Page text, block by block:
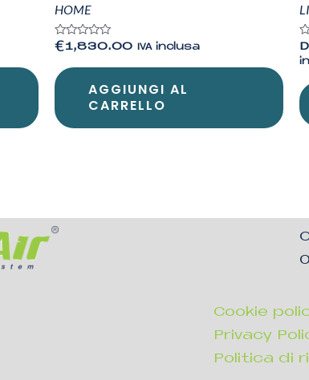
HOME
Valutato
su
5
€1,830.00 IVA inclusa
AGGIUNGI AL
CARRELLO
0
Cookie
Privacy
Politica di